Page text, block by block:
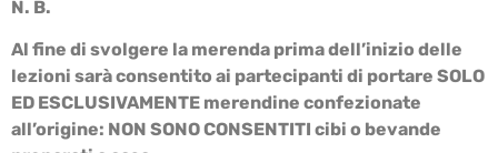
N. B.
Al fine di svolgere la merenda prima dell’inizio delle
lezioni sarà consentito ai partecipanti di portare SOLO
ED ESCLUSIVAMENTE merendine confezionate
all’origine: NON SONO CONSENTITI cibi o bevande